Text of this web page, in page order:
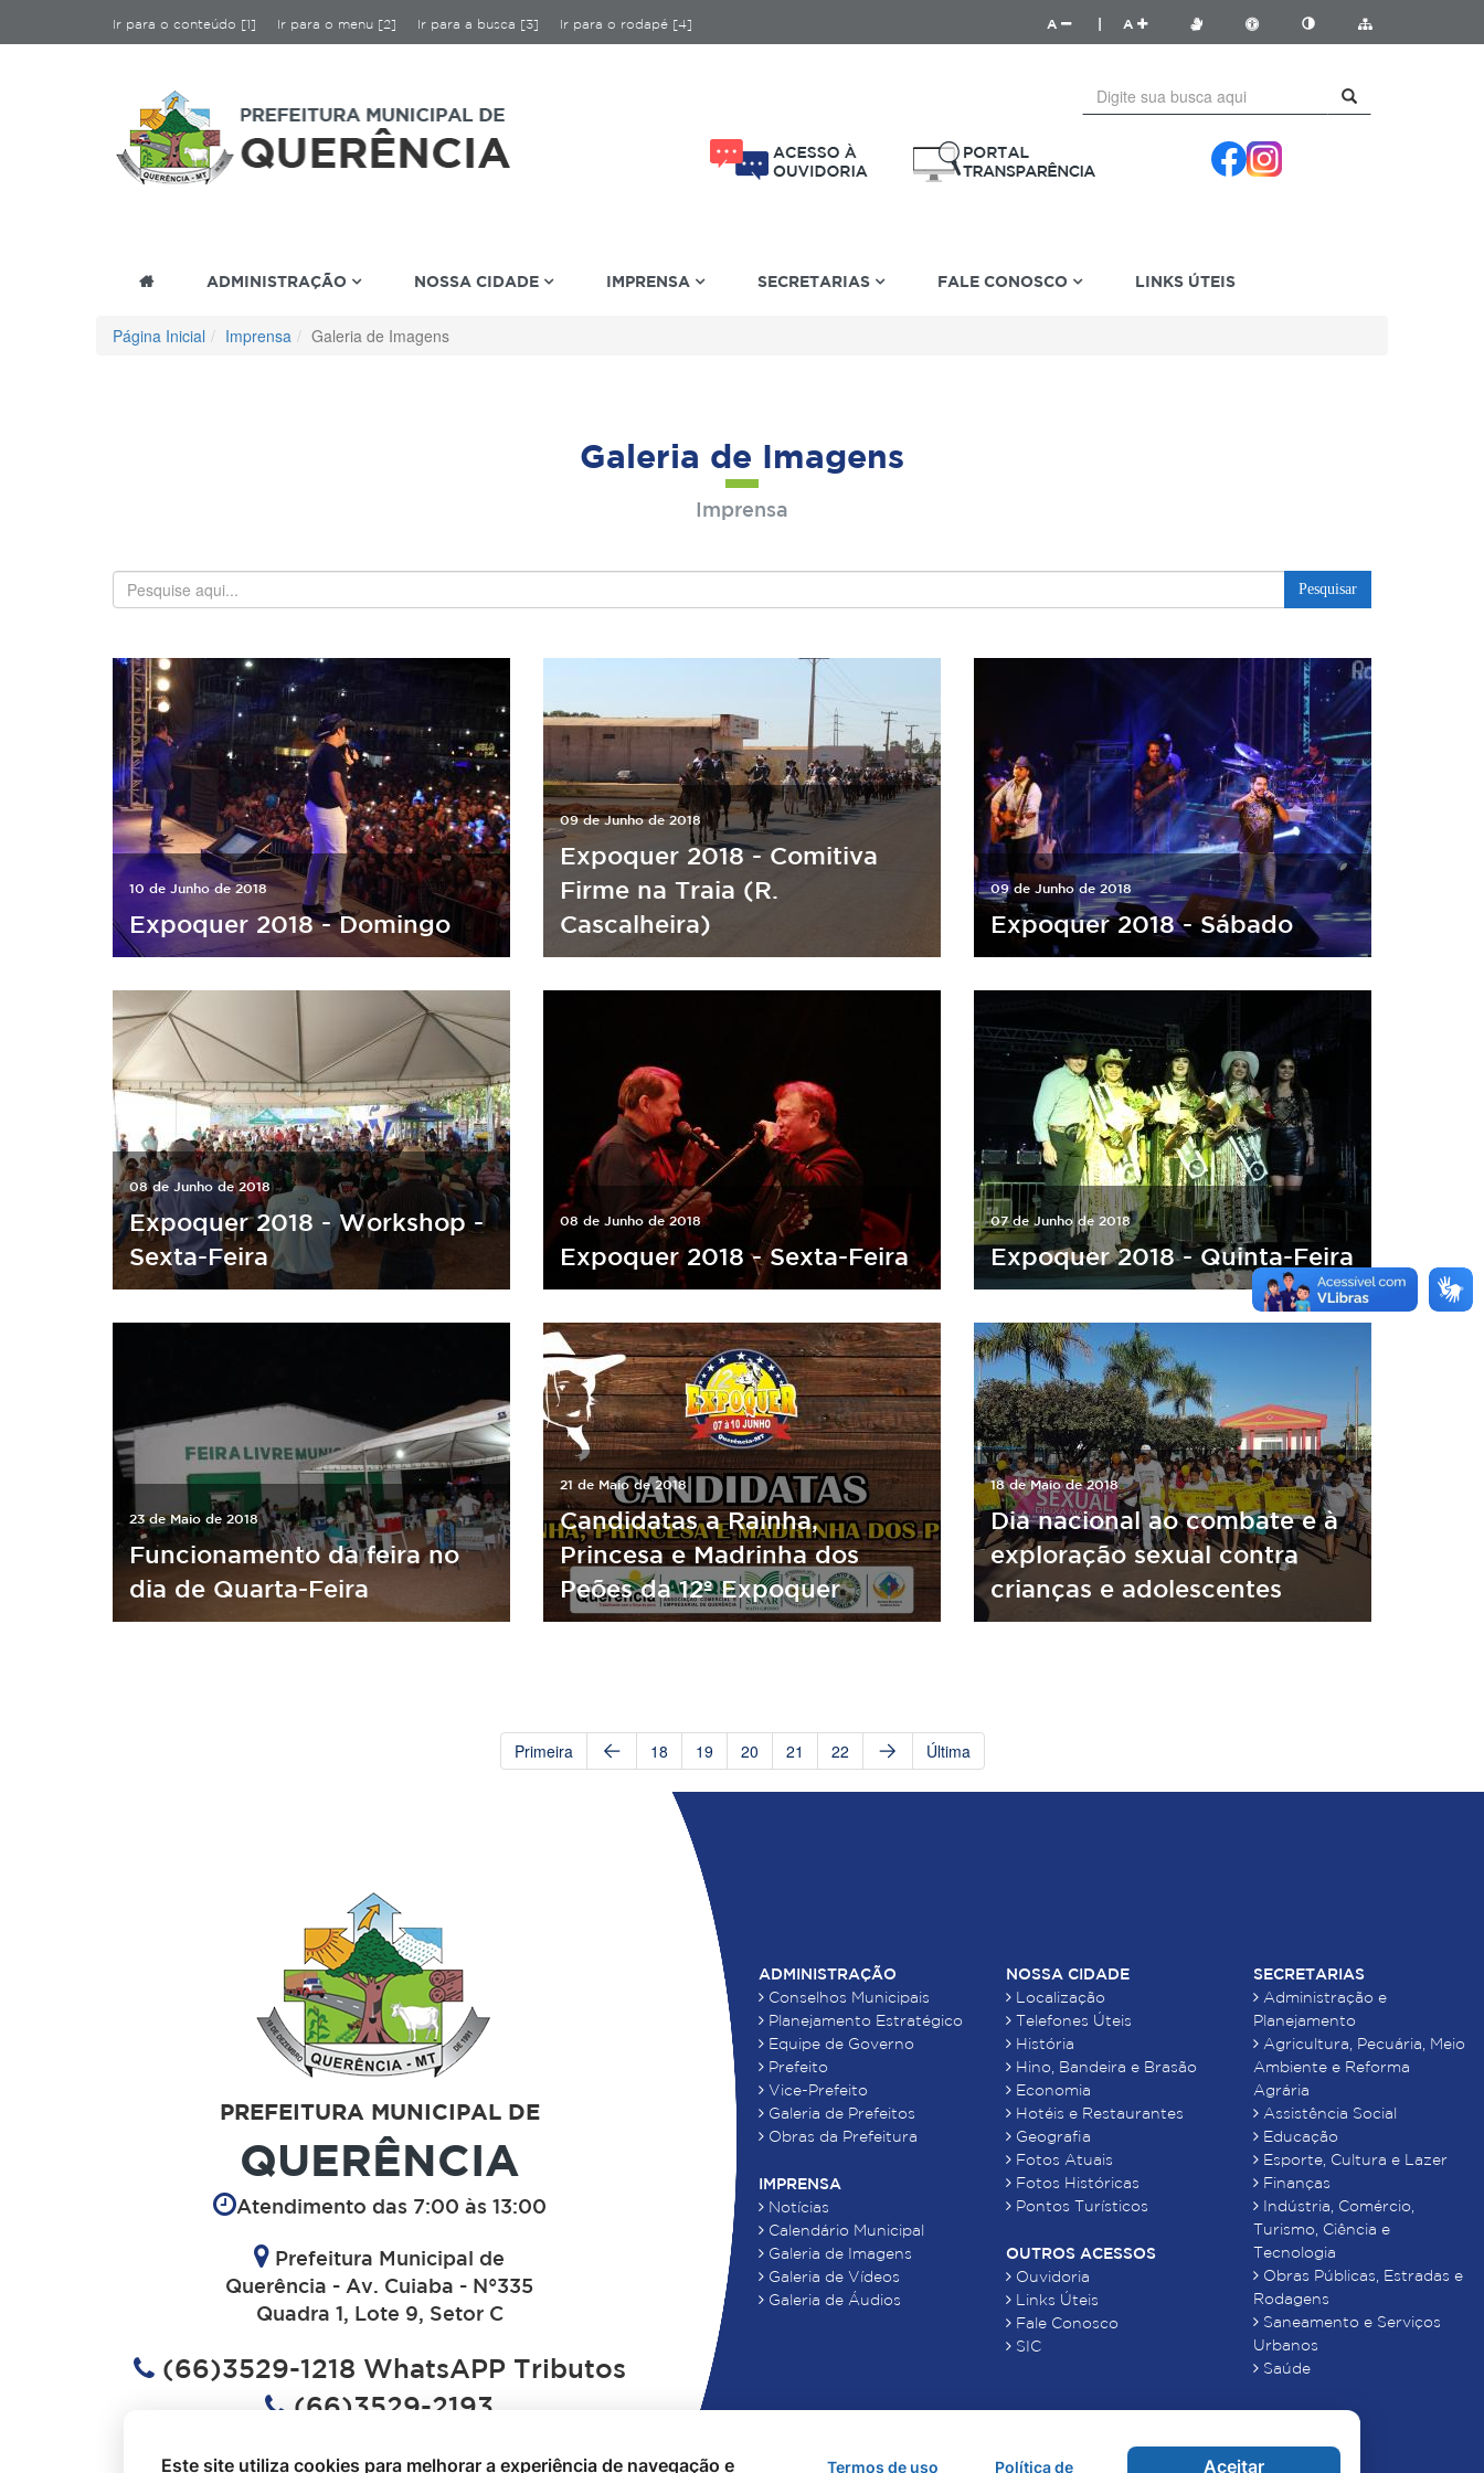
Ir para o conteúdo [1] Ir para o menu [2] Ir para a busca [3] Ir para o rodapé [4] A A
ADMINISTRAÇÃO NOSSA CIDADE IMPRENSA SECRETARIAS FALE CONOSCO LINKS ÚTEIS
Página Inicial Imprensa Galeria de Imagens
Galeria de Imagens
Imprensa
Pesquisar
10 de Junho de 2018
Expoquer 2018 - Domingo
09 de Junho de 2018
Expoquer 2018 - Comitiva
Firme na Traia (R.
Cascalheira)
09 de Junho de 2018
Expoquer 2018 - Sábado
08 de Junho de 2018
Expoquer 2018 - Workshop -
Sexta-Feira
08 de Junho de 2018
Expoquer 2018 - Sexta-Feira
07 de Junho de 2018
Expoquer 2018 - Quinta-Feira
23 de Maio de 2018
Funcionamento da feira no
dia de Quarta-Feira
21 de Maio de 2018
Candidatas a Rainha,
Princesa e Madrinha dos
Peões da 12º Expoquer
18 de Maio de 2018
Dia nacional ao combate e à
exploração sexual contra
crianças e adolescentes
Primeira 18 19 20 21 22 Última
PREFEITURA MUNICIPAL DE
QUERÊNCIA
Atendimento das 7:00 às 13:00
Prefeitura Municipal de
Querência - Av. Cuiaba - N°335
Quadra 1, Lote 9, Setor C
(66)3529-1218 WhatsAPP Tributos
(66)3529-2193
ADMINISTRAÇÃO
Conselhos Municipais
Planejamento Estratégico
Equipe de Governo
Prefeito
Vice-Prefeito
Galeria de Prefeitos
Obras da Prefeitura
IMPRENSA
Notícias
Calendário Municipal
Galeria de Imagens
Galeria de Vídeos
Galeria de Áudios
NOSSA CIDADE
Localização
Telefones Úteis
História
Hino, Bandeira e Brasão
Economia
Hotéis e Restaurantes
Geografia
Fotos Atuais
Fotos Históricas
Pontos Turísticos
OUTROS ACESSOS
Ouvidoria
Links Úteis
Fale Conosco
SIC
SECRETARIAS
Administração e
Planejamento
Agricultura, Pecuária, Meio
Ambiente e Reforma
Agrária
Assistência Social
Educação
Esporte, Cultura e Lazer
Finanças
Indústria, Comércio,
Turismo, Ciência e
Tecnologia
Obras Públicas, Estradas e
Rodagens
Saneamento e Serviços
Urbanos
Saúde
Este site utiliza cookies para melhorar a experiência de navegação e Termos de uso Política de Aceitar